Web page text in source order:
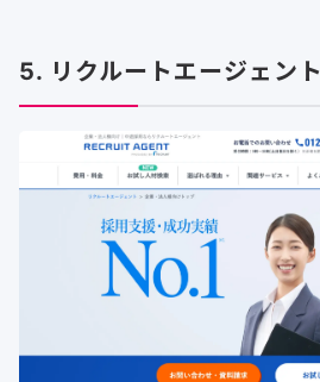
5. リクルートエージェント